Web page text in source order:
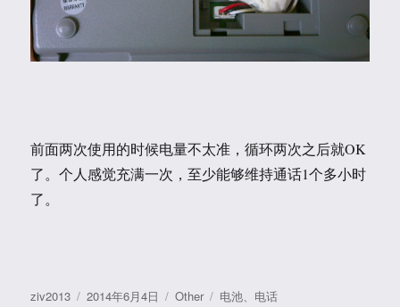
前面两次使用的时候电量不太准，循环两次之后就OK
了。个人感觉充满一次，至少能够维持通话1个多小时
了。
作
ziv2013
发
2014年6月4日
分
Other
标
电池、 电话